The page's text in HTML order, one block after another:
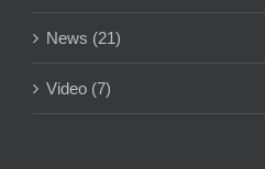
News (21)
Video (7)